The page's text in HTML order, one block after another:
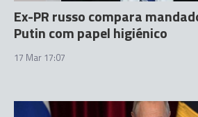
Ex-PR russo compara
Putin com papel higiénico
17 Mar 17:07